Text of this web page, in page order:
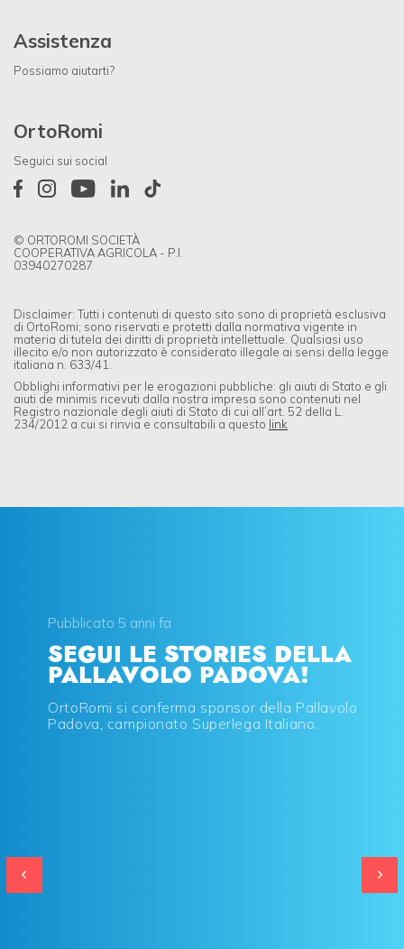
Assistenza
Possiamo aiutarti?
OrtoRomi
Seguici sui social
© ORTOROMI SOCIETÀ
COOPERATIVA AGRICOLA - P.I.
03940270287
Disclaimer: Tutti i contenuti di questo sito sono di proprietà esclusiva
di OrtoRomi; sono riservati e protetti dalla normativa vigente in
materia di tutela dei diritti di proprietà intellettuale. Qualsiasi uso
illecito e/o non autorizzato è considerato illegale ai sensi della legge
italiana n. 633/41.
Obblighi informativi per le erogazioni pubbliche: gli aiuti di Stato e gli
aiuti de minimis ricevuti dalla nostra impresa sono contenuti nel
Registro nazionale degli aiuti di Stato di cui all’art. 52 della L.
234/2012 a cui si rinvia e consultabili a questo link
Pubblicato 5 anni fa
SEGUI LE STORIES DELLA
PALLAVOLO PADOVA!
OrtoRomi si conferma sponsor della Pallavolo
Padova, campionato Superlega Italiano.